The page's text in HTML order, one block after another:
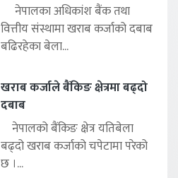
नेपालका अधिकांश बैंक तथा
वित्तीय संस्थामा खराब कर्जाको दबाब
बढिरहेका बेला...
खराब कर्जाले बैंकिङ क्षेत्रमा बढ्दो
दबाब
नेपालको बैंकिङ क्षेत्र यतिबेला
बढ्दो खराब कर्जाको चपेटामा परेको
छ ।...